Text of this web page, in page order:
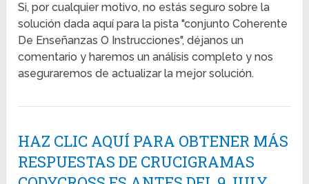
Si, por cualquier motivo, no estás seguro sobre la
solución dada aquí para la pista "conjunto Coherente
De Enseñanzas O Instrucciones", déjanos un
comentario y haremos un análisis completo y nos
aseguraremos de actualizar la mejor solución.
HAZ CLIC AQUÍ PARA OBTENER MÁS
RESPUESTAS DE CRUCIGRAMAS